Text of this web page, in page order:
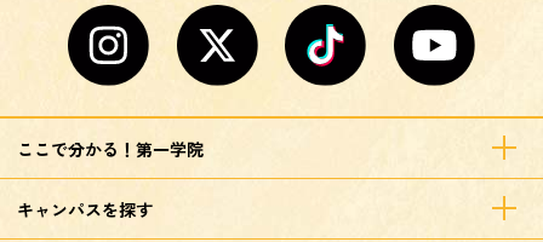
ここで分かる！第一学院
キャンパスを探す